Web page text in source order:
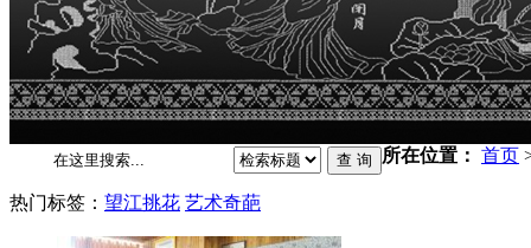
所在位置： 首页
热门标签： 望江挑花 艺术奇葩